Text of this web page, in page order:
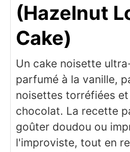
(Hazelnut
Cake)
Un cake noisette
parfumé à la vanille,
noisettes torréfiées
chocolat. La recette
goûter doudou ou
l'improviste, tout en